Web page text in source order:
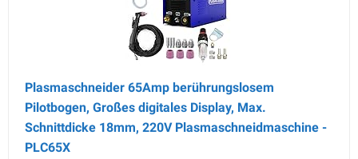
Plasmaschneider 65Amp berührungslosem
Pilotbogen, Großes digitales Display, Max.
Schnittdicke 18mm, 220V Plasmaschneidmaschine -
PLC65X